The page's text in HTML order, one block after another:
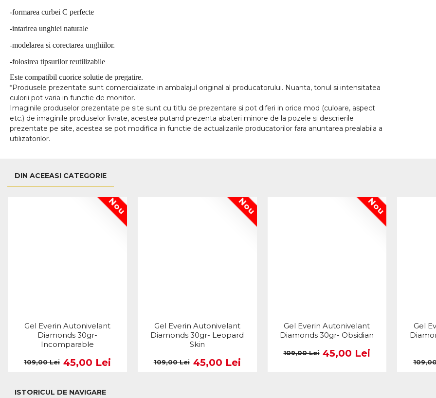
-formarea curbei C perfecte
-intarirea unghiei naturale
-modelarea si corectarea unghiilor.
-folosirea tipsurilor reutilizabile
Este compatibil cuorice solutie de pregatire.
*Produsele prezentate sunt comercializate in ambalajul original al producatorului. Nuanta, tonul si intensitatea
culorii pot varia in functie de monitor.
Imaginile produselor prezentate pe site sunt cu titlu de prezentare si pot diferi in orice mod (culoare, aspect
etc.) de imaginile produselor livrate, acestea putand prezenta abateri minore de la pozele si descrierile
prezentate pe site, acestea se pot modifica in functie de actualizarile producatorilor fara anuntarea prealabila a
utilizatorilor.
DIN ACEEASI CATEGORIE
Nou
Gel Everin Autonivelant
Diamonds 30gr-
Incomparable
45,00 Lei
109,00 Lei
Nou
Gel Everin Autonivelant
Diamonds 30gr- Leopard
Skin
45,00 Lei
109,00 Lei
Nou
Gel Everin Autonivelant
Diamonds 30gr- Obsidian
45,00 Lei
109,00 Lei
Gel
ISTORICUL DE NAVIGARE